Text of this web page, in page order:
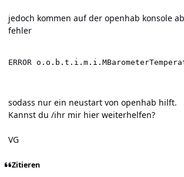
jedoch kommen auf der openhab konsole
fehler
ERROR
sodass nur ein neustart von openhab hilft.
Kannst du /ihr mir hier weiterhelfen?
VG
Zitieren